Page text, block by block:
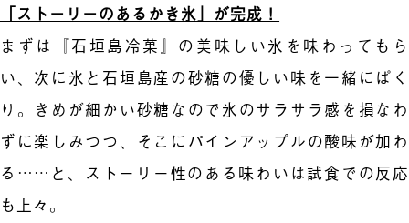
「ストーリーのあるかき氷」が完成！
まずは『石垣島冷菓』の美味しい氷を味わってもら
い、次に氷と石垣島産の砂糖の優しい味を一緒にぱく
り。きめが細かい砂糖なので氷のサラサラ感を損なわ
ずに楽しみつつ、そこにパインアップルの酸味が加わ
る……と、ストーリー性のある味わいは試食での反応
も上々。